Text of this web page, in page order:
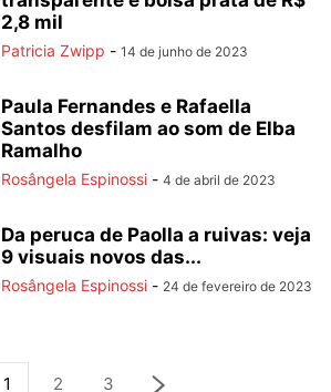
2,8 mil
Patricia Zwipp - 14 de junho de 2023
Paula Fernandes e Rafaella
Santos desfilam ao som de Elba
Ramalho
Rosângela Espinossi - 4 de abril de 2023
Da peruca de Paolla a ruivas: veja
9 visuais novos das...
Rosângela Espinossi - 24 de fevereiro de 2023
1 2 3